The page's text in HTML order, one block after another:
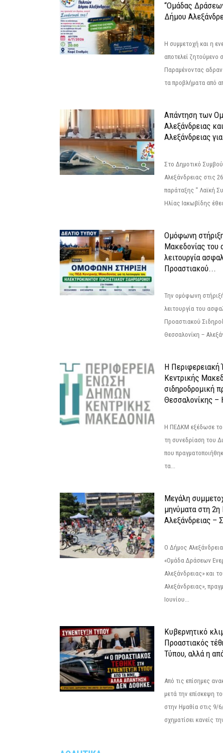
“Ομάδας
Δήμου
Η συμμετοχή και η
αποτελεί ζητούμενο
Παραμένοντας
τα προβλήματα από
Απάντηση των
Αλεξάνδρειας
Αλεξάνδρειας
Στο Δημοτικό
Αλεξάνδρειας στις
παράταξης " Λαϊκή
Ηλίας Ιακωβίδης
Ομόφωνη
Μακεδονίας του
λειτουργία
Προαστιακού...
Την ομόφωνη
λειτουργία του
Προαστιακού
Θεσσαλονίκη –
Η
Κεντρικής
σιδηροδρομική
Θεσσαλονίκης –
Η ΠΕΔΚΜ εξέδωσε το
τη συνεδρίαση του
που
τα...
Μεγάλη
μηνύματα στη
Αλεξάνδρειας –
Ο Δήμος
«Ομάδα Δράσεων
Αλεξάνδρειας» και
Αλεξάνδρειας»,
Ιουνίου...
Κυβερνητικό
Προαστιακός
Τύπου, αλλά η
Από τις επίσημες
μετά την επίσκεψη
στην Ημαθία στις 9/
σχηματίσει κανείς